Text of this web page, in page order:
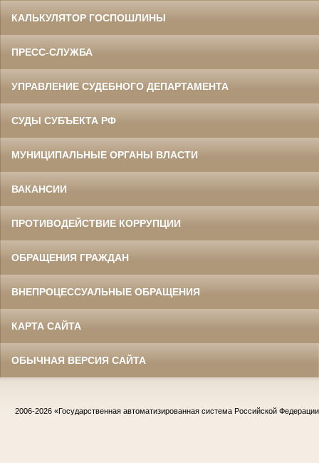
КАЛЬКУЛЯТОР ГОСПОШЛИНЫ
ПРЕСС-СЛУЖБА
УПРАВЛЕНИЕ СУДЕБНОГО ДЕПАРТАМЕНТА
СУДЫ СУБЪЕКТА РФ
МУНИЦИПАЛЬНЫЕ ОРГАНЫ ВЛАСТИ
ВАКАНСИИ
ПРОТИВОДЕЙСТВИЕ КОРРУПЦИИ
ОБРАЩЕНИЯ ГРАЖДАН
ВНЕПРОЦЕССУАЛЬНЫЕ ОБРАЩЕНИЯ
КАРТА САЙТА
ОБЫЧНАЯ ВЕРСИЯ САЙТА
2006-2026 «Государственная автоматизированная система Российской